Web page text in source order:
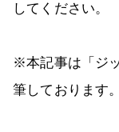
してください。
※本記事は「ジ
筆しております。